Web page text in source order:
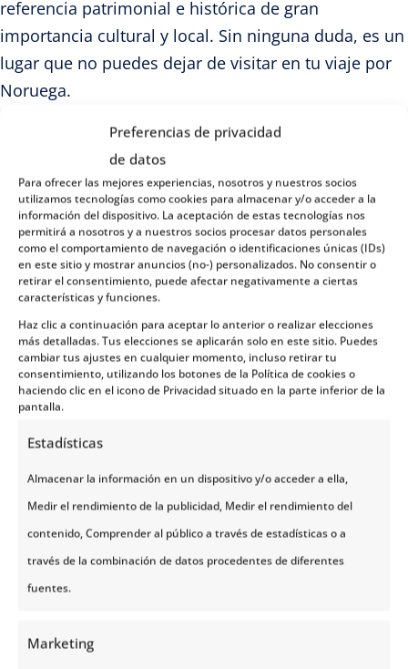
Preferencias de privacidad
de datos
Para ofrecer las mejores experiencias, nosotros y nuestros socios
utilizamos tecnologías como cookies para almacenar y/o acceder a la
información del dispositivo. La aceptación de estas tecnologías nos
permitirá a nosotros y a nuestros socios procesar datos personales
como el comportamiento de navegación o identificaciones únicas (IDs)
en este sitio y mostrar anuncios (no-) personalizados. No consentir o
retirar el consentimiento, puede afectar negativamente a ciertas
características y funciones.
Haz clic a continuación para aceptar lo anterior o realizar elecciones
más detalladas. Tus elecciones se aplicarán solo en este sitio. Puedes
cambiar tus ajustes en cualquier momento, incluso retirar tu
consentimiento, utilizando los botones de la Política de cookies o
haciendo clic en el icono de Privacidad situado en la parte inferior de la
pantalla.
Estadísticas
Almacenar la información en un dispositivo y/o acceder a ella,
Medir el rendimiento de la publicidad, Medir el rendimiento del
contenido, Comprender al público a través de estadísticas o a
través de la combinación de datos procedentes de diferentes
fuentes.
Marketing
referencia patrimonial e histórica de gran
importancia cultural y local. Sin ninguna duda, es un
lugar que no puedes dejar de visitar en tu viaje por
Noruega.
5. Iglesia de Urnes: La joya de la corona
de la UNESCO
Otra de las iglesias de madera considerada una joya
histórica en Noruega, es la iglesia de Urnes. Y es
que, entre un hermoso lago, montañas y una
verdosa vegetación se eleva esta bonita
construcción religiosa con techo escalonado y de
tejas, unabonita torre con chapitel y duelas, que
data del siglo XII.
En esta iglesia se encuentran muchas
animales
Además, en su fachada son sorprendentes las tallas
con motivos de la época de los vikingos. En la
actualidad, aunque el templo no es usado para
servicios regulares, se celebran bodas y bautizos.
Noruega, además fue declarada Patrimonio